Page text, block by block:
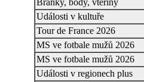
Branky, body, vteřiny
Události v kultuře
Tour de France 2026
MS ve fotbale mužů 2026
MS ve fotbale mužů 2026
Události v regionech plus